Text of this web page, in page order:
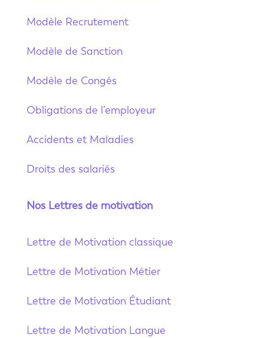
Modèle Recrutement
Modèle de Sanction
Modèle de Congés
Obligations de l’employeur
Accidents et Maladies
Droits des salariés
Nos Lettres de motivation
Lettre de Motivation classique
Lettre de Motivation Métier
Lettre de Motivation Étudiant
Lettre de Motivation Langue